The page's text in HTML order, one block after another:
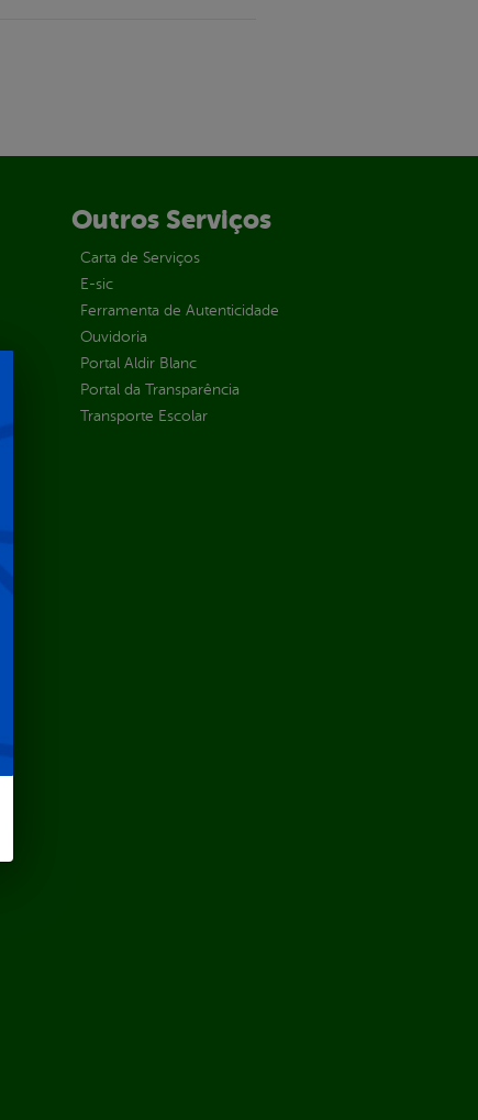
Outros Serviços
Carta de Serviços
E-sic
Ferramenta de Autenticidade
Ouvidoria
Portal Aldir Blanc
Portal da Transparência
Transporte Escolar